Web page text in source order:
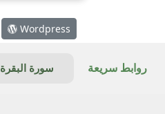
Wordpress
روابط سريعة سورة البقرة